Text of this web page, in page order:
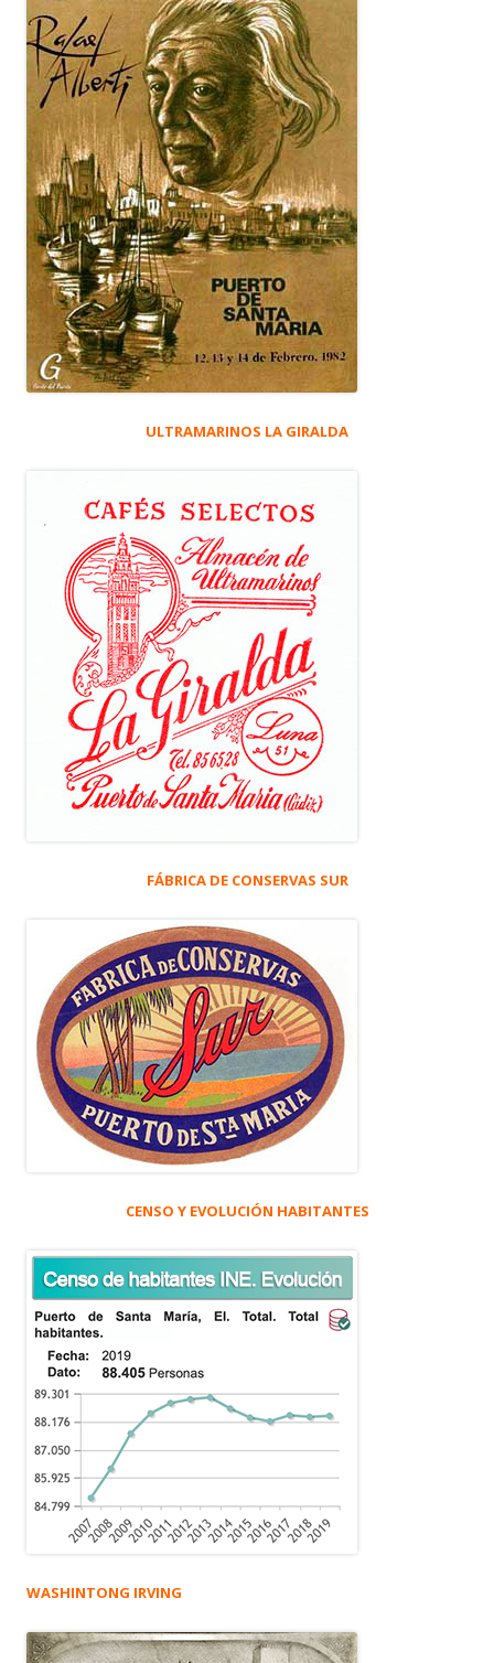
ULTRAMARINOS LA GIRALDA
FÁBRICA DE CONSERVAS SUR
CENSO Y EVOLUCIÓN HABITANTES
WASHINTONG IRVING